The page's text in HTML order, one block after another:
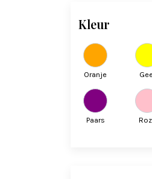
Kleur
Oranje
Paars